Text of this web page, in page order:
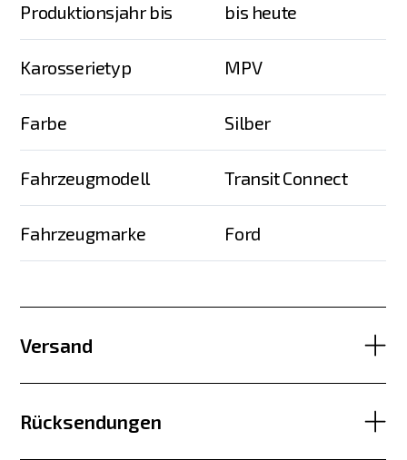
Produktionsjahr bis bis heute
Karosserietyp MPV
Farbe Silber
Fahrzeugmodell Transit Connect
Fahrzeugmarke Ford
Versand
Rücksendungen